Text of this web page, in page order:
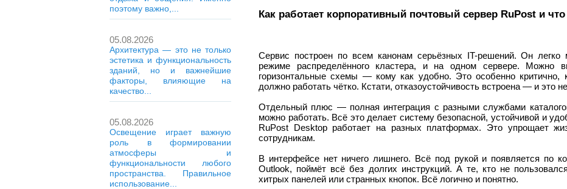
поэтому важно,...
05.08.2026
Архитектура — это не только
эстетика и функциональность
зданий, но и важнейшие
факторы, влияющие на
качество...
05.08.2026
Освещение играет важную
роль в формировании
атмосферы и
функциональности любого
пространства. Правильное
использование...
Как работает корпоративный почтовый сервер RuPost и
Сервис построен по всем канонам серьёзных IT-решений. Он легко
режиме распределённого кластера, и на одном сервере. Можно
горизонтальные схемы — кому как удобно. Это особенно критично,
должно работать чётко. Кстати, отказоустойчивость встроена — и это
Отдельный плюс — полная интеграция с разными службами
можно работать. Всё это делает систему безопасной, устойчивой и
RuPost Desktop работает на разных платформах. Это упрощает
сотрудникам.
В интерфейсе нет ничего лишнего. Всё под рукой и появляется по
Outlook, поймёт всё без долгих инструкций. А те, кто не
хитрых панелей или странных кнопок. Всё логично и понятно.